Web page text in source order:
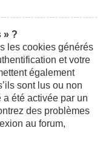
» ?
les cookies générés
et votre
également
sont lus ou non
a été activée par un
des problèmes
au forum,